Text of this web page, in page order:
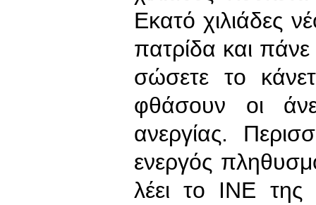
Εκατό χιλιάδες
πατρίδα και πάνε
σώσετε το
φθάσουν οι
ανεργίας.
ενεργός
λέει το ΙΝΕ